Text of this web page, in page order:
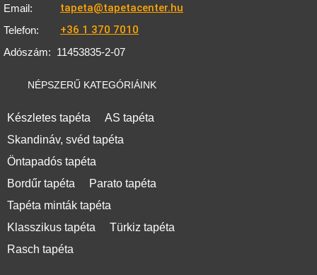
Email: tapeta@tapetacenter.hu
Telefon: +36 1 370 7010
Adószám: 11453835-2-07
NÉPSZERŰ KATEGÓRIÁINK
Készletes tapéta
AS tapéta
Skandináv, svéd tapéta
Öntapadós tapéta
Bordűr tapéta
Parato tapéta
Tapéta minták tapéta
Klasszikus tapéta
Türkiz tapéta
Rasch tapéta